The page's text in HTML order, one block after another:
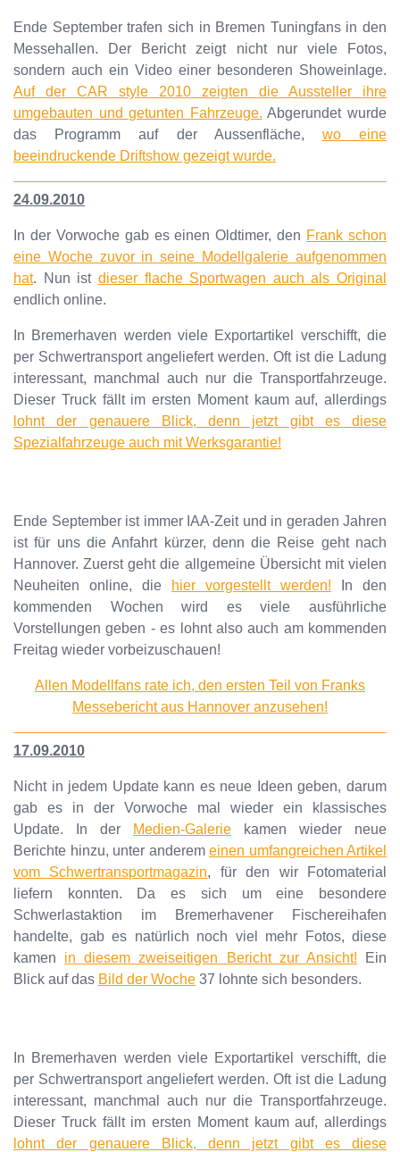
Ende September trafen sich in Bremen Tuningfans in den
Messehallen. Der Bericht zeigt nicht nur viele Fotos,
sondern auch ein Video einer besonderen Showeinlage.
Auf der CAR style 2010 zeigten die Aussteller ihre
umgebauten und getunten Fahrzeuge. Abgerundet wurde
das Programm auf der Aussenfläche, wo eine
beeindruckende Driftshow gezeigt wurde.
24.09.2010
In der Vorwoche gab es einen Oldtimer, den Frank schon
eine Woche zuvor in seine Modellgalerie aufgenommen
hat. Nun ist dieser flache Sportwagen auch als Original
endlich online.
In Bremerhaven werden viele Exportartikel verschifft, die
per Schwertransport angeliefert werden. Oft ist die Ladung
interessant, manchmal auch nur die Transportfahrzeuge.
Dieser Truck fällt im ersten Moment kaum auf, allerdings
lohnt der genauere Blick, denn jetzt gibt es diese
Spezialfahrzeuge auch mit Werksgarantie!
Ende September ist immer IAA-Zeit und in geraden Jahren
ist für uns die Anfahrt kürzer, denn die Reise geht nach
Hannover. Zuerst geht die allgemeine Übersicht mit vielen
Neuheiten online, die
hier vorgestellt werden! In den
kommenden Wochen wird es viele ausführliche
Vorstellungen geben - es lohnt also auch am kommenden
Freitag wieder vorbeizuschauen!
Allen Modellfans rate ich, den ersten Teil von Franks
Messebericht aus Hannover anzusehen!
17.09.2010
Nicht in jedem Update kann es neue Ideen geben, darum
gab es in der Vorwoche mal wieder ein klassisches
Update. In der
Medien-Galerie kamen wieder neue
Berichte hinzu, unter anderem einen umfangreichen Artikel
vom Schwertransportmagazin, für den wir Fotomaterial
liefern konnten. Da es sich um eine besondere
Schwerlastaktion im Bremerhavener Fischereihafen
handelte, gab es natürlich noch viel mehr Fotos, diese
kamen in diesem zweiseitigen Bericht zur Ansicht! Ein
Blick auf das Bild der Woche 37 lohnte sich besonders.
In Bremerhaven werden viele Exportartikel verschifft, die
per Schwertransport angeliefert werden. Oft ist die Ladung
interessant, manchmal auch nur die Transportfahrzeuge.
Dieser Truck fällt im ersten Moment kaum auf, allerdings
lohnt der genauere Blick, denn jetzt gibt es diese